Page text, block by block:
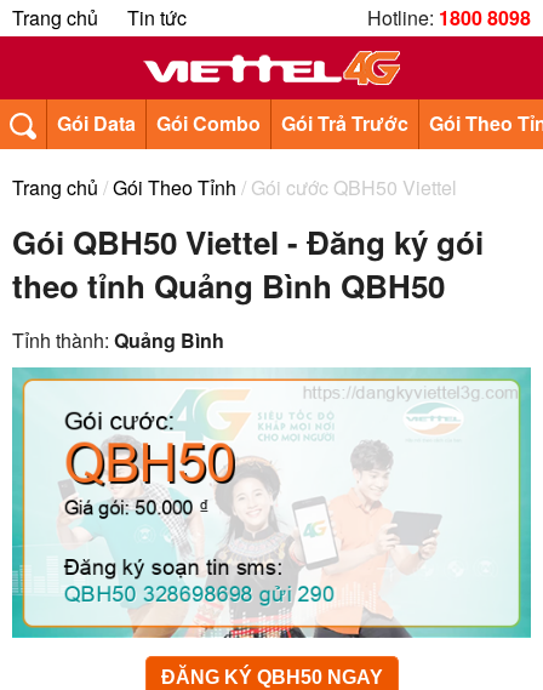
Trang chủ Tin tức Hotline: 1800 8098
Gói Data Gói Combo Gói Trả Trước Gói Theo
Trang chủ /Gói Theo Tỉnh / Gói cước QBH50 Viettel
Gói QBH50 Viettel - Đăng ký gói
theo tỉnh Quảng Bình QBH50
Tỉnh thành: Quảng Bình
ĐĂNG KÝ QBH50 NGAY